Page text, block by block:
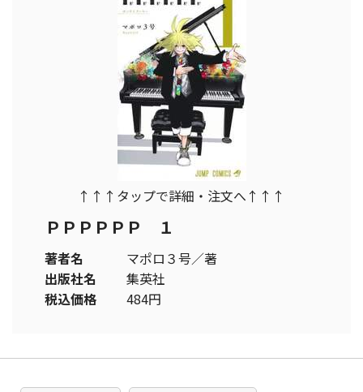
↑↑↑タップで詳細・注文へ↑↑↑
ＰＰＰＰＰＰ １
著者名
マポロ３号／著
出版社名
集英社
税込価格
484円